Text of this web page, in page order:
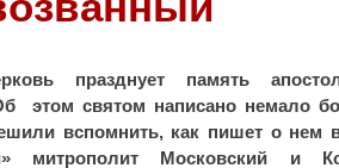
празднует память
этом святом написано немало
вспомнить, как пишет о нем
митрополит Московский и